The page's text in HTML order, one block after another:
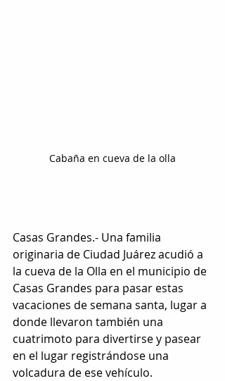
Cabaña en cueva de la olla
Casas Grandes.- Una familia
originaria de Ciudad Juárez acudió a
la cueva de la Olla en el municipio de
Casas Grandes para pasar estas
vacaciones de semana santa, lugar a
donde llevaron también una
cuatrimoto para divertirse y pasear
en el lugar registrándose una
volcadura de ese vehículo.